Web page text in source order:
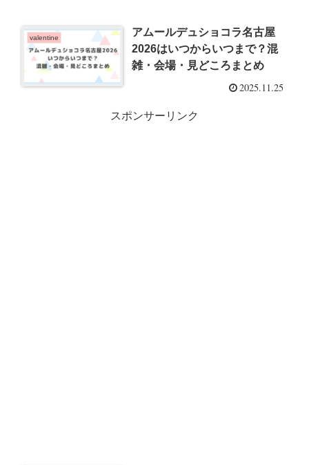
valentine
アムールデュショコラ名古屋
2026はいつからいつまで？混
雑・会場・見どころまとめ
2025.11.25
スポンサーリンク